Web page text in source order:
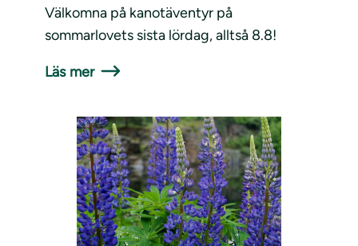
Välkomna på kanotäventyr på
sommarlovets sista lördag, alltså 8.8!
Läs mer